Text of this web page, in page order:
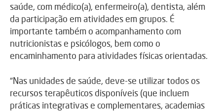
saúde, com médico(a), enfermeiro(a), dentista, além
da participação em atividades em grupos. É
importante também o acompanhamento com
nutricionistas e psicólogos, bem como o
encaminhamento para atividades físicas orientadas.
“Nas unidades de saúde, deve-se utilizar todos os
recursos terapêuticos disponíveis (que incluem
práticas integrativas e complementares, academias